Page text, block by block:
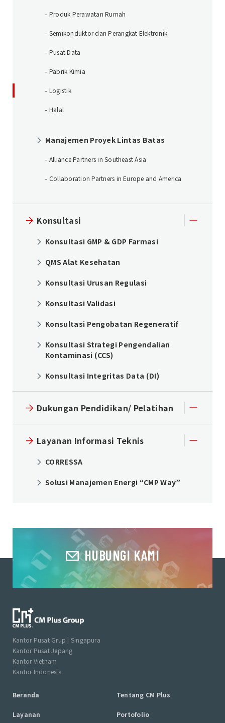
Produk Perawatan Rumah
Semikonduktor dan Perangkat Elektronik
Pusat Data
Pabrik Kimia
Logistik
Halal
Manajemen Proyek Lintas Batas
Alliance Partners in Southeast Asia
Collaboration Partners in Europe and America
Konsultasi
Konsultasi GMP & GDP Farmasi
QMS Alat Kesehatan
Konsultasi Urusan Regulasi
Konsultasi Validasi
Konsultasi Pengobatan Regeneratif
Konsultasi Strategi Pengendalian
Kontaminasi (CCS)
Konsultasi Integritas Data (DI)
Dukungan Pendidikan/ Pelatihan
Layanan Informasi Teknis
CORRESSA
Solusi Manajemen Energi “CMP Way”
HUBUNGI KAMI
Kantor Pusat Grup | Singapura
Kantor Pusat Jepang
Kantor Vietnam
Kantor Indonesia
Beranda Tentang CM Plus
Layanan Portofolio